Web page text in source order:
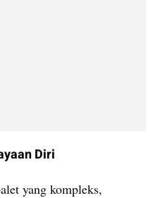
Diri
yang kompleks,